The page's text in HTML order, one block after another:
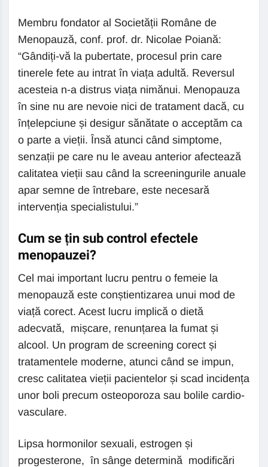
Membru fondator al Societății Române de
Menopauză, conf. prof. dr. Nicolae Poiană:
“Gândiți-vă la pubertate, procesul prin care
tinerele fete au intrat în viața adultă. Reversul
acesteia n-a distrus viața nimănui. Menopauza
în sine nu are nevoie nici de tratament dacă, cu
înțelepciune și desigur sănătate o acceptăm ca
o parte a vieții. Însă atunci când simptome,
senzații pe care nu le aveau anterior afectează
calitatea vieții sau când la screeningurile anuale
apar semne de întrebare, este necesară
intervenția specialistului.”
Cum se țin sub control efectele
menopauzei?
Cel mai important lucru pentru o femeie la
menopauză este conștientizarea unui mod de
viață corect. Acest lucru implică o dietă
adecvată, mișcare, renunțarea la fumat și
alcool. Un program de screening corect și
tratamentele moderne, atunci când se impun,
cresc calitatea vieții pacientelor și scad incidența
unor boli precum osteoporoza sau bolile cardio-
vasculare.
Lipsa hormonilor sexuali, estrogen și
progesterone, în sânge determină modificări